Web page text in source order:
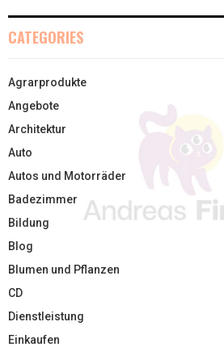
CATEGORIES
Agrarprodukte
Angebote
Architektur
Auto
Autos und Motorräder
Badezimmer
Bildung
Blog
Blumen und Pflanzen
CD
Dienstleistung
Einkaufen